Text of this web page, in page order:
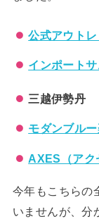
公式アウト
インポート
三越伊勢丹
モダンブル
AXES（アク
今年もこちらの
いませんが、分